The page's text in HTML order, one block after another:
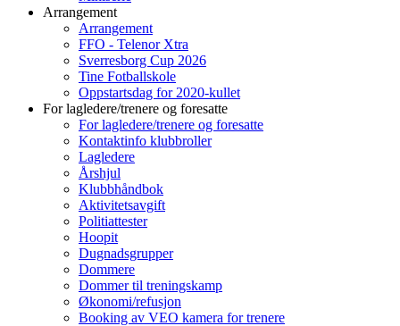
Arrangement
Arrangement
FFO - Telenor Xtra
Sverresborg Cup 2026
Tine Fotballskole
Oppstartsdag for 2020-kullet
For lagledere/trenere og foresatte
For lagledere/trenere og foresatte
Kontaktinfo klubbroller
Lagledere
Årshjul
Klubbhåndbok
Aktivitetsavgift
Politiattester
Hoopit
Dugnadsgrupper
Dommere
Dommer til treningskamp
Økonomi/refusjon
Booking av VEO kamera for trenere